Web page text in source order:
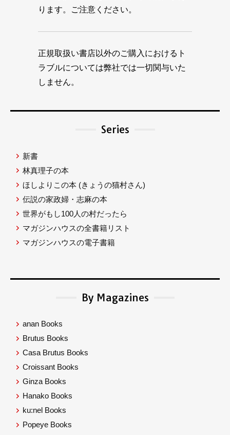
ります。ご注意ください。
正規取扱い書店以外のご購入におけるト
ラブルについては弊社では一切関与いた
しません。
Series
新書
林真理子の本
ほしよりこの本 (きょうの猫村さん)
伝説の家政婦・志麻の本
世界がもし100人の村だったら
マガジンハウスの全書籍リスト
マガジンハウスの電子書籍
By Magazines
anan Books
Brutus Books
Casa Brutus Books
Croissant Books
Ginza Books
Hanako Books
ku:nel Books
Popeye Books